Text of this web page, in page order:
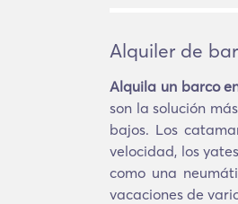
Alquiler de
Alquila un barco
son la solución
bajos. Los
velocidad, los
como una
vacaciones de